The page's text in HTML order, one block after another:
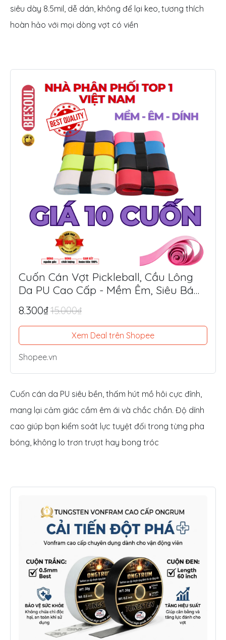
siêu dày 8.5mil, dễ dán, không để lại keo, tương thích
hoàn hảo với mọi dòng vợt có viền
Cuốn Cán Vợt Pickleball, Cầu Lông
Da PU Cao Cấp - Mềm Êm, Siêu Bám
Tay, Chống Trượt Tối Ưu
8.300₫15.000₫
Xem Deal trên Shopee
Shopee.vn
Cuốn cán da PU siêu bền, thấm hút mồ hôi cực đỉnh,
mang lại cảm giác cầm êm ái và chắc chắn. Độ dính
cao giúp bạn kiểm soát lực tuyệt đối trong từng pha
bóng, không lo trơn trượt hay bong tróc